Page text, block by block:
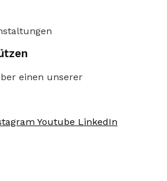
einen unserer
Youtube LinkedIn